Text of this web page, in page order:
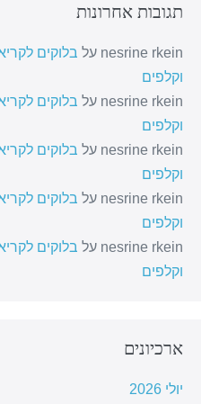
תגובות אחרונות
nesrine rkeinעלבלוקים
וקלפים
nesrine rkeinעלבלוקים
וקלפים
nesrine rkeinעלבלוקים
וקלפים
nesrine rkeinעלבלוקים
וקלפים
nesrine rkeinעלבלוקים
וקלפים
ארכיונים
יולי 2026